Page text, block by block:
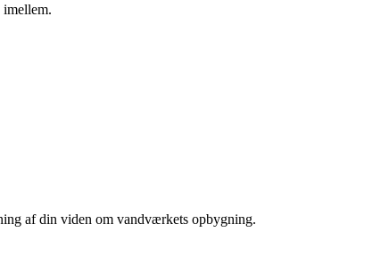
imellem.
af din viden om vandværkets opbygning.